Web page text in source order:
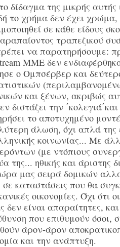
δίδαγμα της μικρής
το χρήμα δεν έχει
σε κάθε είδους
τραπεζικού
να παρατηρήσουμε:
ΜΜΕ δεν
ο Ομπσέρβερ και
και ξένων, ακριβώς
διστάζει την
το αποτυχημένο
άλωση, όχι απλά της
κοινωνίας... Με
(με ντόπιους
της... ηθικής και άριστης
μας σειρά δομικών
σε καταστάσεις που θα
οικονομίες. Όχι
δεν είναι απαραίτητες,
που επιθυμούν όσοι,
άρον-άρον
και την ανάπτυξη.